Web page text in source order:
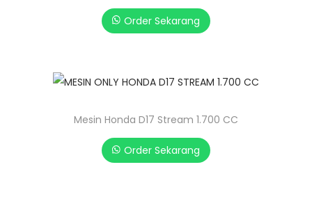
Order Sekarang
Mesin Honda D17 Stream 1.700 CC
Order Sekarang